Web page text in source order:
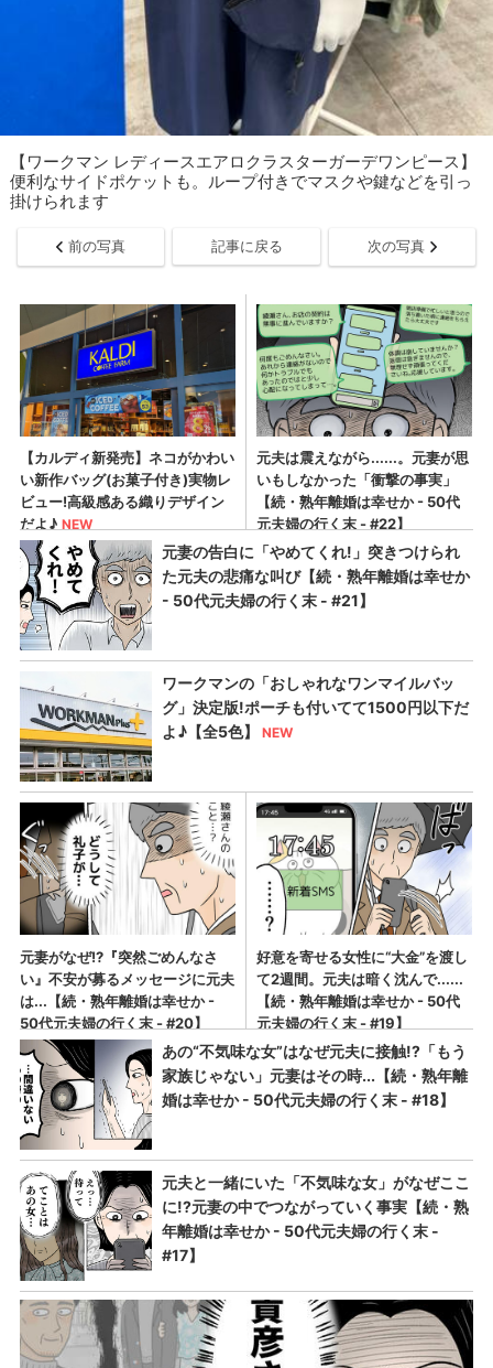
【ワークマン レディースエアロクラスターガーデワンピース】
便利なサイドポケットも。ループ付きでマスクや鍵などを引っ
掛けられます
前の写真 記事に戻る 次の写真